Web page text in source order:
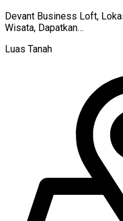
Devant Business Loft,
Wisata, Dapatkan…
Luas Tanah